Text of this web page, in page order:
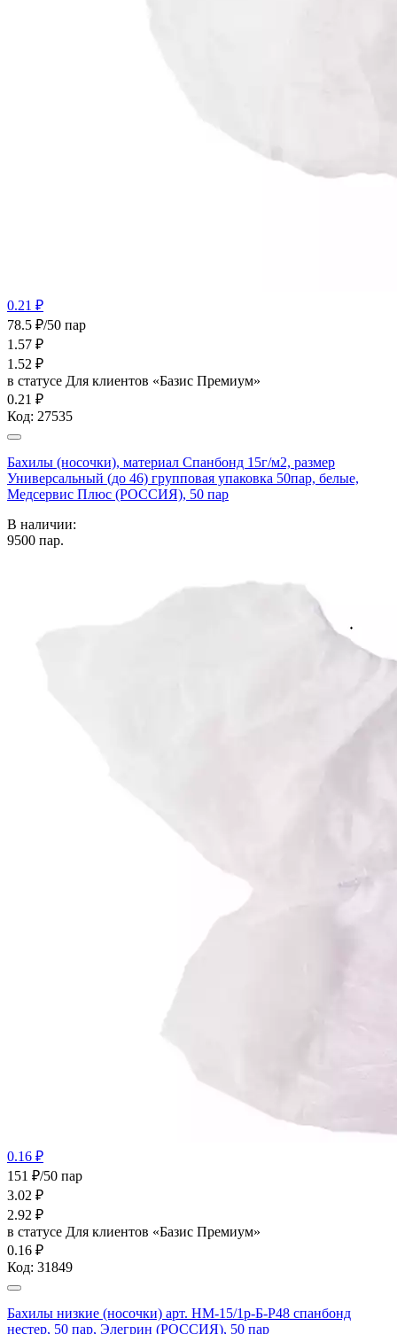
0.21 ₽
78.5 ₽/50 пар
1.57 ₽
1.52 ₽
в статусе Для клиентов «Базис Премиум»
0.21 ₽
Код: 27535
Бахилы (носочки), материал Спанбонд 15г/м2, размер
Универсальный (до 46) групповая упаковка 50пар, белые,
Медсервис Плюс (РОССИЯ), 50 пар
В наличии:
9500 пар.
0.16 ₽
151 ₽/50 пар
3.02 ₽
2.92 ₽
в статусе Для клиентов «Базис Премиум»
0.16 ₽
Код: 31849
Бахилы низкие (носочки) арт. НМ-15/1р-Б-Р48 спанбонд
нестер, 50 пар, Элегрин (РОССИЯ), 50 пар